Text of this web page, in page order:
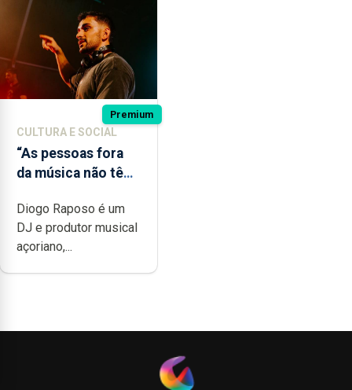
Premium
CULTURA E SOCIAL
“As pessoas fora
da música não têm
difícil é produzir
uma música”
Diogo Raposo é um
DJ e produtor musical
açoriano,...